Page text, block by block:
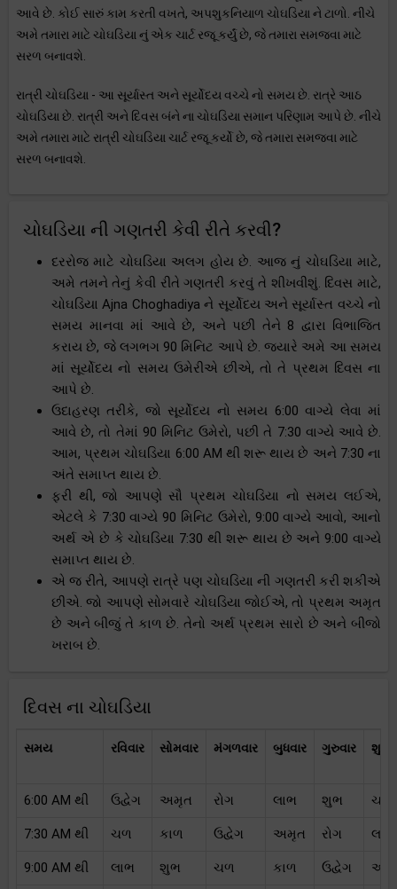
આવે છે. કોઈ સારું કામ કરતી વખતે, અપશુકનિયાળ ચોઘડિયા ને ટાળો. નીચે
અમે તમારા માટે ચોઘડિયા નું એક ચાર્ટ રજૂ કર્યું છે, જે તમારા સમજવા માટે
સરળ બનાવશે.
રાત્રી ચોઘડિયા - આ સૂર્યાસ્ત અને સૂર્યોદય વચ્ચે નો સમય છે. રાત્રે આઠ
ચોઘડિયા છે. રાત્રી અને દિવસ બંને ના ચોઘડિયા સમાન પરિણામ આપે છે. નીચે
અમે તમારા માટે રાત્રી ચોઘડિયા ચાર્ટ રજૂ કર્યો છે, જે તમારા સમજવા માટે
સરળ બનાવશે.
ચોઘડિયા ની ગણતરી કેવી રીતે કરવી?
દરરોજ માટે ચોઘડિયા અલગ હોય છે. આજ નું ચોઘડિયા માટે,
અમે તમને તેનું કેવી રીતે ગણતરી કરવું તે શીખવીશું. દિવસ માટે,
ચોઘડિયા Ajna Choghadiya ને સૂર્યોદય અને સૂર્યાસ્ત વચ્ચે નો
સમય માનવા માં આવે છે, અને પછી તેને 8 દ્વારા વિભાજિત
કરાય છે, જે લગભગ 90 મિનિટ આપે છે. જ્યારે અમે આ સમય
માં સૂર્યોદય નો સમય ઉમેરીએ છીએ, તો તે પ્રથમ દિવસ ના
આપે છે.
ઉદાહરણ તરીકે, જો સૂર્યોદય નો સમય 6:00 વાગ્યે લેવા માં
આવે છે, તો તેમાં 90 મિનિટ ઉમેરો, પછી તે 7:30 વાગ્યે આવે છે.
આમ, પ્રથમ ચોઘડિયા 6:00 AM થી શરૂ થાય છે અને 7:30 ના
અંતે સમાપ્ત થાય છે.
ફરી થી, જો આપણે સૌ પ્રથમ ચોઘડિયા નો સમય લઈએ,
એટલે કે 7:30 વાગ્યે 90 મિનિટ ઉમેરો, 9:00 વાગ્યે આવો, આનો
અર્થ એ છે કે ચોઘડિયા 7:30 થી શરૂ થાય છે અને 9:00 વાગ્યે
સમાપ્ત થાય છે.
એ જ રીતે, આપણે રાત્રે પણ ચોઘડિયા ની ગણતરી કરી શકીએ
છીએ. જો આપણે સોમવારે ચોઘડિયા જોઈએ, તો પ્રથમ અમૃત
છે અને બીજું તે કાળ છે. તેનો અર્થ પ્રથમ સારો છે અને બીજો
ખરાબ છે.
દિવસ ના ચોઘડિયા
સમય રવિવાર સોમવાર મંગળવાર બુધવાર ગુરુવાર
6:00 AM થી ઉદ્વેગ અમૃત રોગ લાભ શુભ ચળ
7:30 AM થી ચળ કાળ ઉદ્વેગ અમૃત રોગ લાભ
9:00 AM થી લાભ શુભ ચળ કાળ ઉદ્વેગ